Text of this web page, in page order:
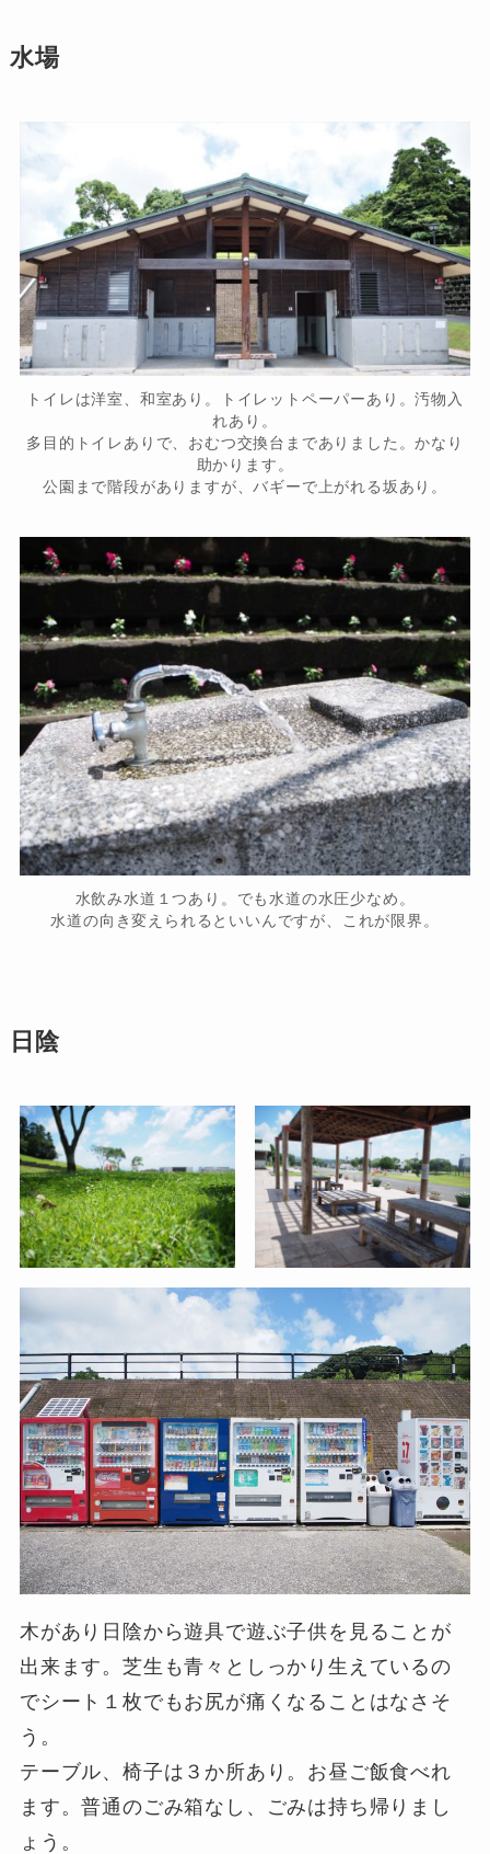
水場
トイレは洋室、和室あり。トイレットペーパーあり。汚物入
れあり。
多目的トイレありで、おむつ交換台までありました。かなり
助かります。
公園まで階段がありますが、バギーで上がれる坂あり。
水飲み水道１つあり。でも水道の水圧少なめ。
水道の向き変えられるといいんですが、これが限界。
日陰
木があり日陰から遊具で遊ぶ子供を見ることが
出来ます。芝生も青々としっかり生えているの
でシート１枚でもお尻が痛くなることはなさそ
う。
テーブル、椅子は３か所あり。お昼ご飯食べれ
ます。普通のごみ箱なし、ごみは持ち帰りまし
ょう。